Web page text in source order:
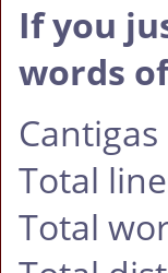
If you
words
Total
Total